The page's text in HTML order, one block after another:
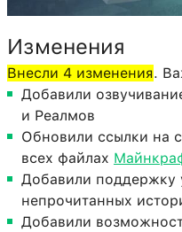
Изменения
Внесли 4 изменения.
Добавили
и Реалмов
Обновили ссылки на
всех файлах
Добавили ​​поддержку
непрочитанных
Добавили